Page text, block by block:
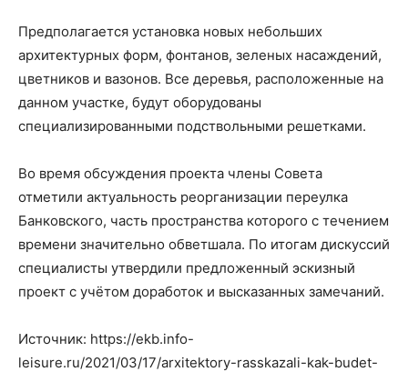
Предполагается установка новых небольших
архитектурных форм, фонтанов, зеленых насаждений,
цветников и вазонов. Все деревья, расположенные на
данном участке, будут оборудованы
специализированными подствольными решетками.
Во время обсуждения проекта члены Совета
отметили актуальность реорганизации переулка
Банковского, часть пространства которого с течением
времени значительно обветшала. По итогам дискуссий
специалисты утвердили предложенный эскизный
проект с учётом доработок и высказанных замечаний.
Источник: https://ekb.info-
leisure.ru/2021/03/17/arxitektory-rasskazali-kak-budet-